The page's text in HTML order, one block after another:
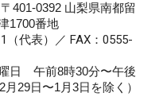
401-0392 山梨県南都留
1700番地
（代表）／ FAX：0555-
日 午前8時30分〜午後
29日〜1月3日を除く）